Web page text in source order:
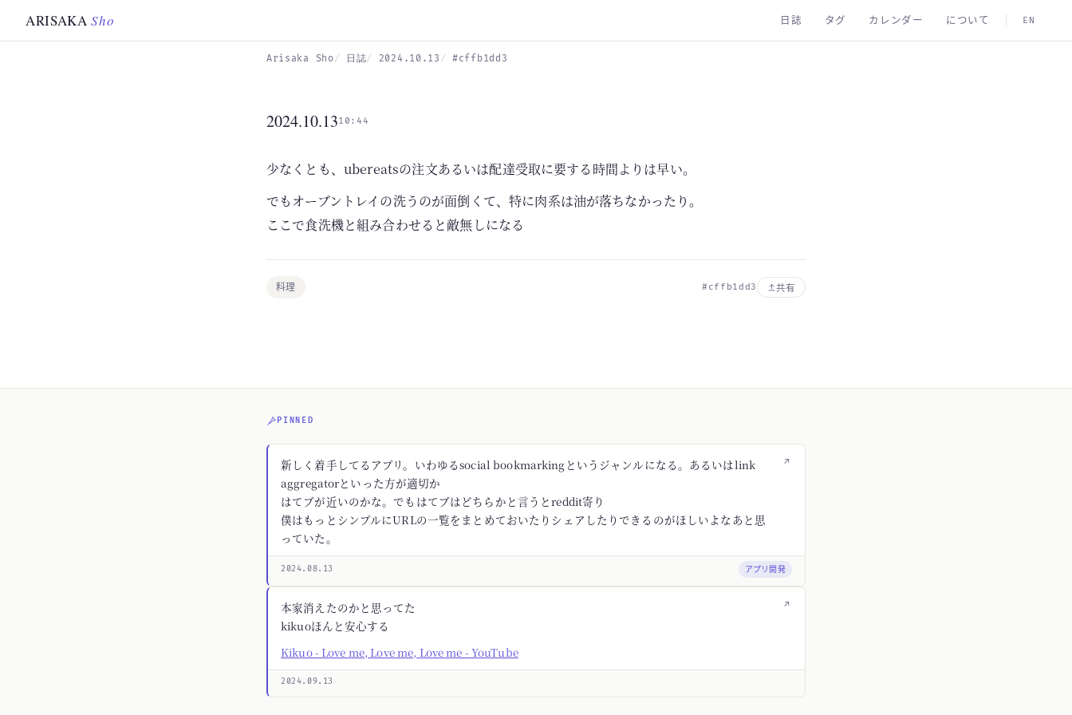
ARISAKASho 日誌 タグ カレンダー について EN
Arisaka Sho 日誌 2024.10.13 #cffb1dd3
2024.10.1310:44
少なくとも、ubereatsの注文あるいは配達受取に要する時間よりは早い。
でもオーブントレイの洗うのが面倒くて、特に肉系は油が落ちなかったり。
ここで食洗機と組み合わせると敵無しになる
料理 #cffb1dd3 共有
PINNED
↗
新しく着手してるアプリ。いわゆるsocial bookmarkingというジャンルになる。あるいはlink
aggregatorといった方が適切か
はてブが近いのかな。でもはてブはどちらかと言うとreddit寄り
僕はもっとシンプルにURLの一覧をまとめておいたりシェアしたりできるのがほしいよなあと思
っていた。
2024.08.13 アプリ開発
↗
本家消えたのかと思ってた
kikuoほんと安心する
Kikuo - Love me, Love me, Love me - YouTube
2024.09.13